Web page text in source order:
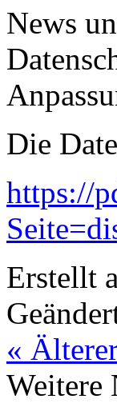
News
Die
https://
Erstellt
«
Weitere